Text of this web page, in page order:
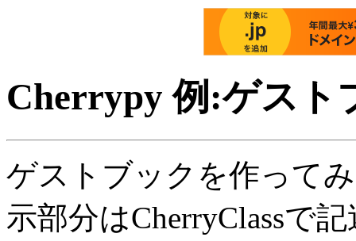
Cherrypy 例:ゲスト
ゲストブックを作って
示部分はCherryClassで